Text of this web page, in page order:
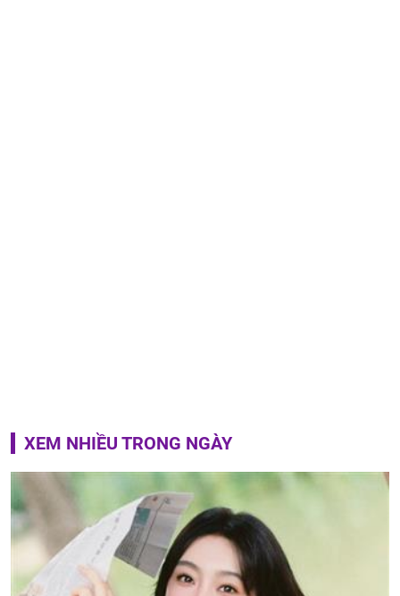
XEM NHIỀU TRONG NGÀY